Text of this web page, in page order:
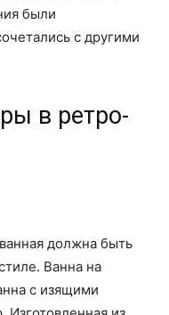
были
с другими
в ретро-
должна быть
Ванна на
с изящими